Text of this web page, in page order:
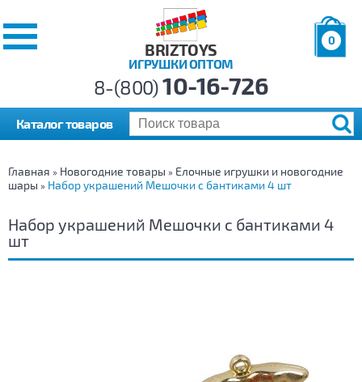
BRIZTOYS
ИГРУШКИ ОПТОМ
0
р.
8-(800)10-16-726
Каталог товаров
Главная » Новогодние товары » Елочные игрушки и новогодние
шары » Набор украшений Мешочки с бантиками 4 шт
Набор украшений Мешочки с бантиками 4
шт